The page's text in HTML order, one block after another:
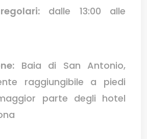
dalle 13:00 alle
Baia di San Antonio,
raggiungibile a piedi
parte degli hotel